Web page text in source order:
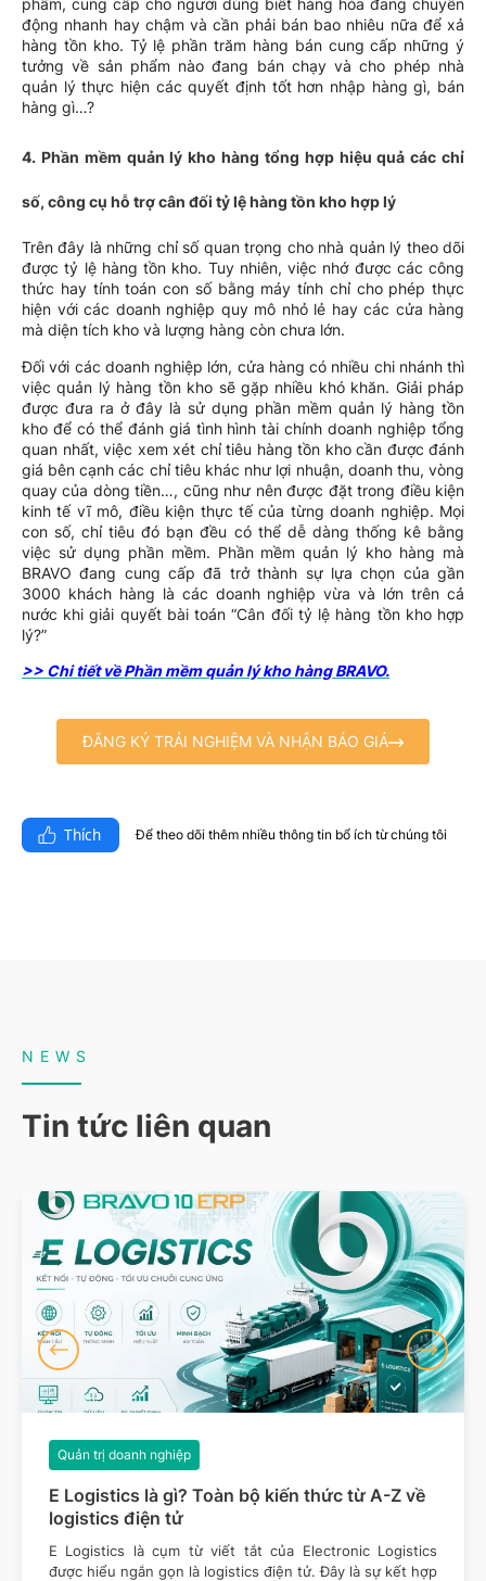
động nhanh hay chậm và cần phải bán bao nhiêu nữa để xả
hàng tồn kho. Tỷ lệ phần trăm hàng bán cung cấp những ý
tưởng về sản phẩm nào đang bán chạy và cho phép nhà
quản lý thực hiện các quyết định tốt hơn nhập hàng gì, bán
hàng gì…?
4. Phần mềm quản lý kho hàng tổng hợp hiệu quả các chỉ
số, công cụ hỗ trợ cân đối tỷ lệ hàng tồn kho hợp lý
Trên đây là những chỉ số quan trọng cho nhà quản lý theo dõi
được tỷ lệ hàng tồn kho. Tuy nhiên, việc nhớ được các công
thức hay tính toán con số bằng máy tính chỉ cho phép thực
hiện với các doanh nghiệp quy mô nhỏ lẻ hay các cửa hàng
mà diện tích kho và lượng hàng còn chưa lớn.
Đối với các doanh nghiệp lớn, cửa hàng có nhiều chi nhánh thì
việc quản lý hàng tồn kho sẽ gặp nhiều khó khăn. Giải pháp
được đưa ra ở đây là sử dụng phần mềm quản lý hàng tồn
kho để có thể đánh giá tình hình tài chính doanh nghiệp tổng
quan nhất, việc xem xét chỉ tiêu hàng tồn kho cần được đánh
giá bên cạnh các chỉ tiêu khác như lợi nhuận, doanh thu, vòng
quay của dòng tiền…, cũng như nên được đặt trong điều kiện
kinh tế vĩ mô, điều kiện thực tế của từng doanh nghiệp. Mọi
con số, chỉ tiêu đó bạn đều có thể dễ dàng thống kê bằng
việc sử dụng phần mềm. Phần mềm quản lý kho hàng mà
BRAVO đang cung cấp đã trở thành sự lựa chọn của gần
3000 khách hàng là các doanh nghiệp vừa và lớn trên cả
nước khi giải quyết bài toán “Cân đối tỷ lệ hàng tồn kho hợp
lý?”
>> Chi tiết về Phần mềm quản lý kho hàng BRAVO.
ĐĂNG KÝ TRẢI NGHIỆM VÀ NHẬN BÁO GIÁ
Thích Để theo dõi thêm nhiều thông tin bổ ích từ chúng tôi​
NEWS
Tin tức liên quan
E Logistics là gì? Toàn bộ kiến thức từ A-Z về
logistics điện tử
Quản trị doanh nghiệp
E Logistics là cụm từ viết tắt của Electronic Logistics
được hiểu ngắn gọn là logistics điện tử. Đây là sự kết hợp